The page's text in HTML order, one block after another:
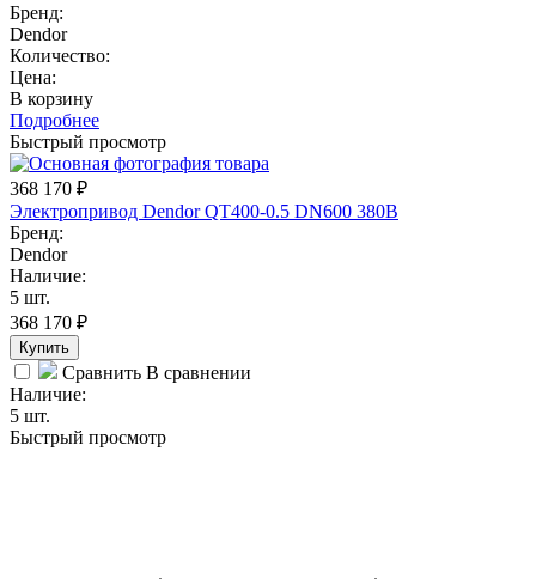
Бренд:
Dendor
Количество:
Цена:
В корзину
Подробнее
Быстрый просмотр
368 170 ₽
Электропривод Dendor QT400-0.5 DN600 380В
Бренд:
Dendor
Наличие:
5 шт.
368 170 ₽
Купить
Сравнить В сравнении
Наличие:
5 шт.
Быстрый просмотр